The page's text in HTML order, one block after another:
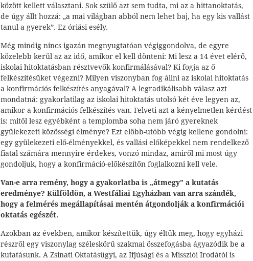
között kellett választani. Sok szülő azt sem tudta, mi az a hittanoktatás,
de úgy állt hozzá: „a mai világban abból nem lehet baj, ha egy kis vallást
tanul a gyerek”. Ez óriási esély.
Még mindig nincs igazán megnyugtatóan végiggondolva, de egyre
közelebb kerül az az idő, amikor el kell dönteni: Mi lesz a 14 évet elérő,
iskolai hitoktatásban résztvevők konfirmálásával? Ki fogja az ő
felkészítésüket végezni? Milyen viszonyban fog állni az iskolai hitoktatás
a konfirmációs felkészítés anyagával? A legradikálisabb válasz azt
mondatná: gyakorlatilag az iskolai hitoktatás utolsó két éve legyen az,
amikor a konfirmációs felkészítés van. Felveti azt a kényelmetlen kérdést
is: mitől lesz egyébként a templomba soha nem járó gyereknek
gyülekezeti közösségi élménye? Ezt előbb-utóbb végig kellene gondolni:
egy gyülekezeti elő-élményekkel, és vallási előképekkel nem rendelkező
fiatal számára mennyire érdekes, vonzó mindaz, amiről mi most úgy
gondoljuk, hogy a konfirmáció-előkészítőn foglalkozni kell vele.
Van-e arra remény, hogy a gyakorlatba is „átmegy” a kutatás
eredménye? Külföldön, a Westfáliai Egyházban van arra szándék,
hogy a felmérés megállapításai mentén átgondolják a konfirmációi
oktatás egészét.
Azokban az években, amikor készítettük, úgy éltük meg, hogy egyházi
részről egy viszonylag széleskörű szakmai összefogásba ágyazódik be a
kutatásunk. A Zsinati Oktatásügyi, az Ifjúsági és a Missziói Irodától is